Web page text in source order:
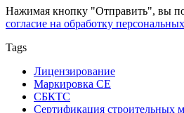
Нажимая кнопку "Отправить", вы
согласие на обработку
Tags
Лицензирование
Маркировка СЕ
СБКТС
Сертификация строительных